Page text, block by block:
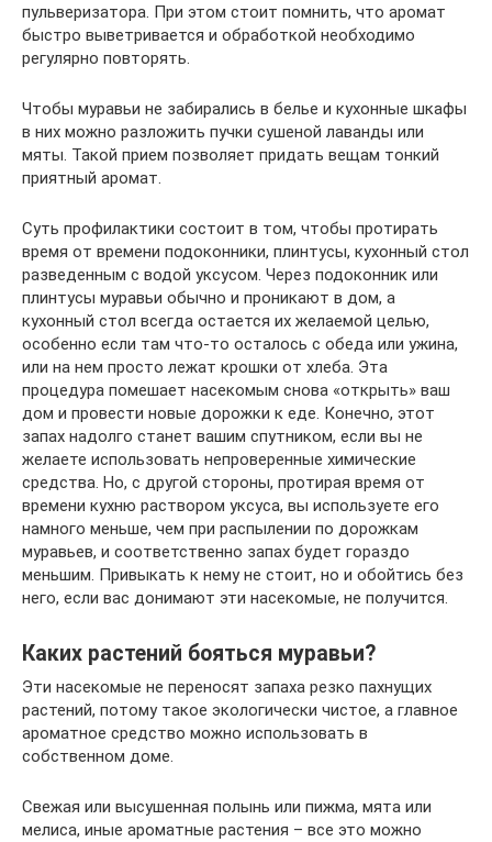
пульверизатора. При этом стоит помнить, что аромат
быстро выветривается и обработкой необходимо
регулярно повторять.
Чтобы муравьи не забирались в белье и кухонные шкафы
в них можно разложить пучки сушеной лаванды или
мяты. Такой прием позволяет придать вещам тонкий
приятный аромат.
Суть профилактики состоит в том, чтобы протирать
время от времени подоконники, плинтусы, кухонный стол
разведенным с водой уксусом. Через подоконник или
плинтусы муравьи обычно и проникают в дом, а
кухонный стол всегда остается их желаемой целью,
особенно если там что-то осталось с обеда или ужина,
или на нем просто лежат крошки от хлеба. Эта
процедура помешает насекомым снова «открыть» ваш
дом и провести новые дорожки к еде. Конечно, этот
запах надолго станет вашим спутником, если вы не
желаете использовать непроверенные химические
средства. Но, с другой стороны, протирая время от
времени кухню раствором уксуса, вы используете его
намного меньше, чем при распылении по дорожкам
муравьев, и соответственно запах будет гораздо
меньшим. Привыкать к нему не стоит, но и обойтись без
него, если вас донимают эти насекомые, не получится.
Каких растений бояться муравьи?
Эти насекомые не переносят запаха резко пахнущих
растений, потому такое экологически чистое, а главное
ароматное средство можно использовать в
собственном доме.
Свежая или высушенная полынь или пижма, мята или
мелиса, иные ароматные растения – все это можно